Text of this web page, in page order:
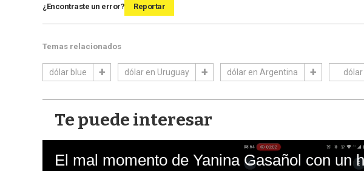
¿Encontraste un error? Reportar
Temas relacionados
dólar blue dólar en Uruguay dólar en Argentina dólar
Te puede interesar